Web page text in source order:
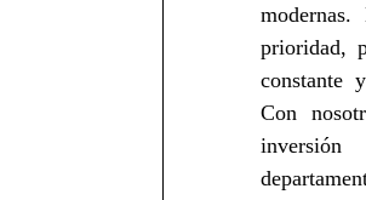
prioridad,
constante
Con
inversión